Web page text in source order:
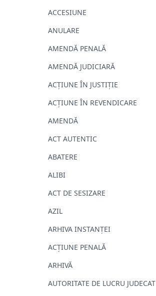
ACCESIUNE
ANULARE
AMENDĂ PENALĂ
AMENDĂ JUDICIARĂ
ACȚIUNE ÎN JUSTIȚIE
ACȚIUNE ÎN REVENDICARE
AMENDĂ
ACT AUTENTIC
ABATERE
ALIBI
ACT DE SESIZARE
AZIL
ARHIVA INSTANŢEI
ACȚIUNE PENALĂ
ARHIVĂ
AUTORITATE DE LUCRU JUDECAT